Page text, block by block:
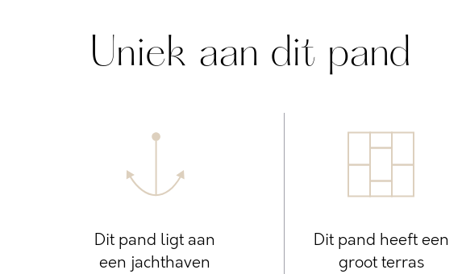
Uniek aan dit pand
Dit pand ligt aan
een jachthaven
Dit pand heeft een
groot terras